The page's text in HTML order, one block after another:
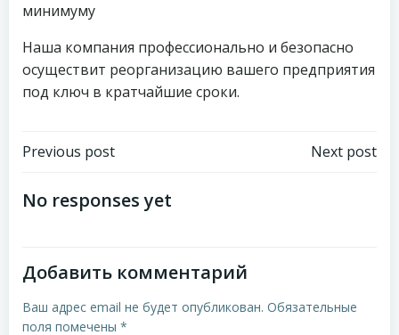
минимуму
Наша компания профессионально и безопасно
осуществит реорганизацию вашего предприятия
под ключ в кратчайшие сроки.
Навигация
по
Previous post
Навигация
Next post
No responses yet
Добавить комментарий
Ваш адрес email не будет опубликован. Обязательные
поля помечены *